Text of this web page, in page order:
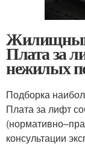
Жилищный
Плата за
нежилых
Подборка
Плата за лифт
консультации